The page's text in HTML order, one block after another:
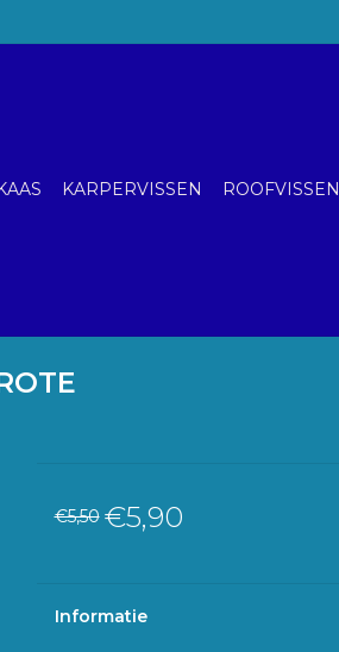
KARPERVISSEN ROOFVISSEN
€5,50 €5,90
Informatie